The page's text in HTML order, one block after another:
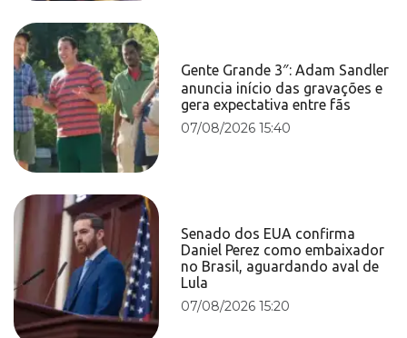
Gente Grande 3″: Adam Sandler
anuncia início das gravações e
gera expectativa entre fãs
07/08/2026 15:40
Senado dos EUA confirma
Daniel Perez como embaixador
no Brasil, aguardando aval de
Lula
07/08/2026 15:20